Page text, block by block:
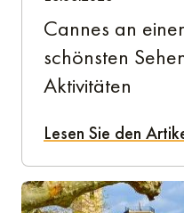
Cannes an
schönsten
Aktivitäten
Lesen Sie den